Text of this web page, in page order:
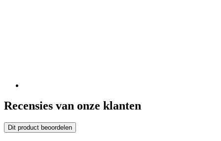
Recensies van onze klanten
Dit product beoordelen